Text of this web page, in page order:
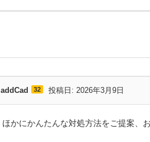
addCad 32 投稿日: 2026年3月9日
ほかにかんたんな対処方法をご提案、